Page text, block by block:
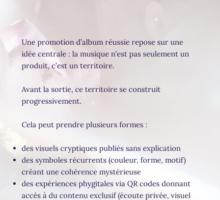
Une promotion d’album réussie repose sur une
idée centrale : la musique n’est pas seulement un
produit, c’est un territoire.
Avant la sortie, ce territoire se construit
progressivement.
Cela peut prendre plusieurs formes :
des visuels cryptiques publiés sans explication
des symboles récurrents (couleur, forme, motif)
créant une cohérence mystérieuse
des expériences phygitales via QR codes donnant
accès à du contenu exclusif (écoute privée, visuel